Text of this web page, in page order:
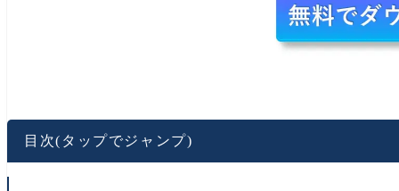
目次(タップでジャンプ)